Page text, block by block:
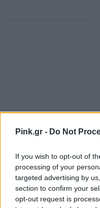
Pink.gr - Do Not
If you wish to opt-out of
processing of your
targeted advertising by
section to confirm your
opt-out request is